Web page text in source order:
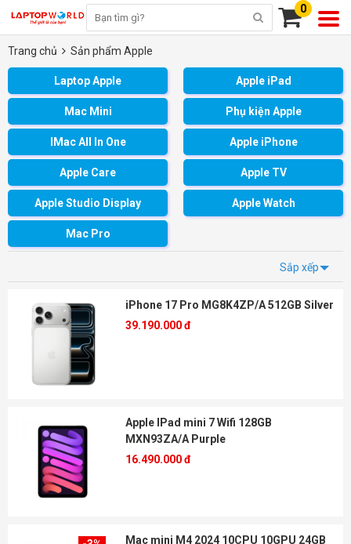
0
Trang chủ Sản phẩm Apple
Laptop Apple Apple iPad
Mac Mini Phụ kiện Apple
IMac All In One Apple iPhone
Apple Care Apple TV
Apple Studio Display Apple Watch
Mac Pro
Sắp xếp
iPhone 17 Pro MG8K4ZP/A 512GB Silver
39.190.000 đ
Apple IPad mini 7 Wifi 128GB
MXN93ZA/A Purple
16.490.000 đ
Mac mini M4 2024 10CPU 10GPU 24GB